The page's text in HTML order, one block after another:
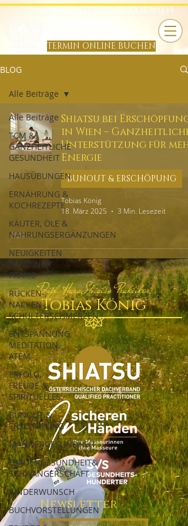
HARA SHIATSU PRAXIS WIEN
TERMIN ONLINE BUCHEN
BLOG
Alle Beiträge
TCM &
GANZHEITLICHE
GESUNDHEIT
HAUSÜBUNGEN
ERNÄHRUNG &
KOCHREZEPTE
KÄUTER, ÖLE &
NAHRUNGSERGÄNZUNGEN
NEUIGKEITEN
IN MEINER
PRAXIS
RÜCKEN-,
NACKEN-,
SCHULTERSCHMERZEN
ENTSPANNUNG,
MEDITATION,
ATEM
ERFOLG,
FREUDE &
SPIRITUELLES
BUNOUT &
ERSCHÖPUNG
MÄNNERGESUNDHEIT
FRAUENGESUNDHEIT&
SCHWANGERSCHAFT
KINDERWUNSCH
BUCHVORSTELLUNGEN
Alle Beiträge
Shiatsu bei Erschöpfung
in Wien – Ganzheitliche
Unterstützung für
Energie
BUNOUT & ERSCHÖPUNG
Tobias König
18. März 2025
3 Min. Lesezeit
Dipl. Hara Shiatsu Praktiker
Tobias König
Newsletter